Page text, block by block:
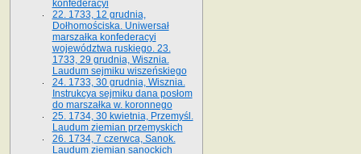
konfederacyi
22. 1733, 12 grudnia,
Dołhomościska. Uniwersał
marszałka konfederacyi
województwa ruskiego. 23.
1733, 29 grudnia, Wisznia.
Laudum sejmiku wiszeńskiego
24. 1733, 30 grudnia, Wisznia.
Instrukcya sejmiku dana posłom
do marszałka w. koronnego
25. 1734, 30 kwietnia, Przemyśl.
Laudum ziemian przemyskich
26. 1734, 7 czerwca, Sanok.
Laudum ziemian sanockich